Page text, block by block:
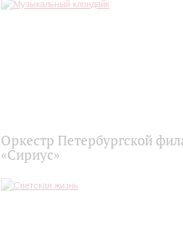
Оркестр Петербургской
«Сириус»